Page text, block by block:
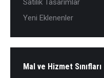
Satılık Tasarımlar
Yeni Eklenenler
Mal ve Hizmet Sınıfları